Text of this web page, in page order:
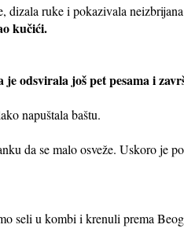
dizala ruke i pokazivala
kučići.
odsvirala još pet pesama i
napuštala baštu.
da se malo osveže. Uskoro je
seli u kombi i krenuli prema